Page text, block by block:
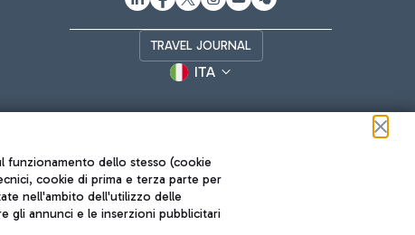
TRAVEL JOURNAL
ITA
funzionamento dello stesso (cookie
cookie di prima e terza parte per
nell'ambito dell'utilizzo delle
gli annunci e le inserzioni pubblicitari